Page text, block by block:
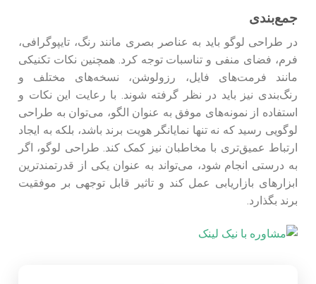
جمع‌بندی
در طراحی لوگو باید به عناصر بصری مانند رنگ، تایپوگرافی،
فرم، فضای منفی و تناسبات توجه کرد. همچنین نکات تکنیکی
مانند فرمت‌های فایل، رزولوشن، نسخه‌های مختلف و
رنگ‌بندی نیز باید در نظر گرفته شوند. با رعایت این نکات و
استفاده از نمونه‌های موفق به عنوان الگو، می‌توان به طراحی
لوگویی رسید که نه تنها نمایانگر هویت برند باشد، بلکه به ایجاد
ارتباط عمیق‌تری با مخاطبان نیز کمک کند. طراحی لوگو، اگر
به درستی انجام شود، می‌تواند به عنوان یکی از قدرتمندترین
ابزارهای بازاریابی عمل کند و تاثیر قابل توجهی بر موفقیت
برند بگذارد.